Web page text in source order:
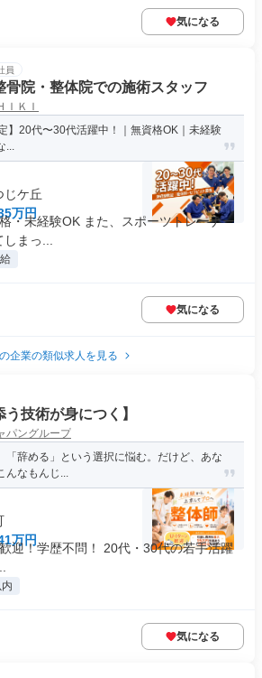
気になる
員
骨院・整体院での施術スタッフ
ＩＫＩ
】20代〜30代活躍中！｜無資格OK｜未経験
...
じケ丘
万円
・未経験OK また、スポーツトレーナー
まっ...
気になる
企業の類似求人を見る
技術が身につく】
パングループ
「辞める」という選択に悩む。だけど、あな
んなもんじ...
万円
迎！学歴不問！ 20代・30代の若手活躍
気になる